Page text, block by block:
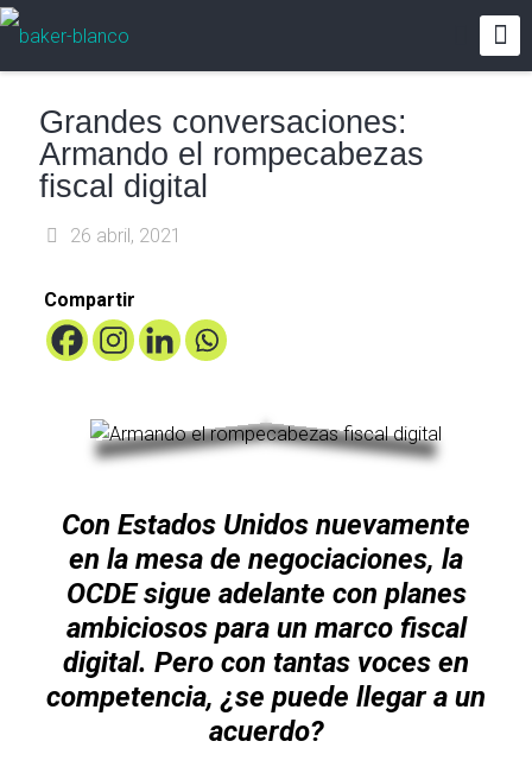
Grandes conversaciones:
Armando el rompecabezas
fiscal digital
26 abril, 2021
Compartir
Con Estados Unidos nuevamente
en la mesa de negociaciones, la
OCDE sigue adelante con planes
ambiciosos para un marco fiscal
digital. Pero con tantas voces en
competencia, ¿se puede llegar a un
acuerdo?